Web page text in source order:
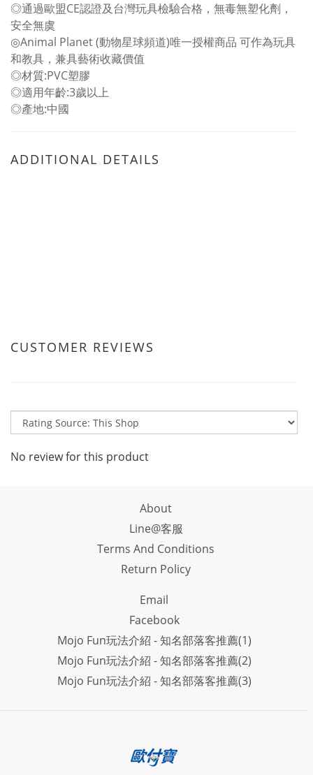
◎通過歐盟CE認證及台灣玩具檢驗合格，無毒無塑化劑，
安全無虞
◎Animal Planet (動物星球頻道)唯一授權商品 可作為玩具
和教具，兼具藝術收藏價值
◎材質:PVC塑膠
◎適用年齡:3歲以上
◎產地:中國
ADDITIONAL DETAILS
CUSTOMER REVIEWS
No review for this product
About
Line@客服
Terms And Conditions
Return Policy
Email
Facebook
Mojo Fun玩法介紹 - 知名部落客推薦(1)
Mojo Fun玩法介紹 - 知名部落客推薦(2)
Mojo Fun玩法介紹 - 知名部落客推薦(3)